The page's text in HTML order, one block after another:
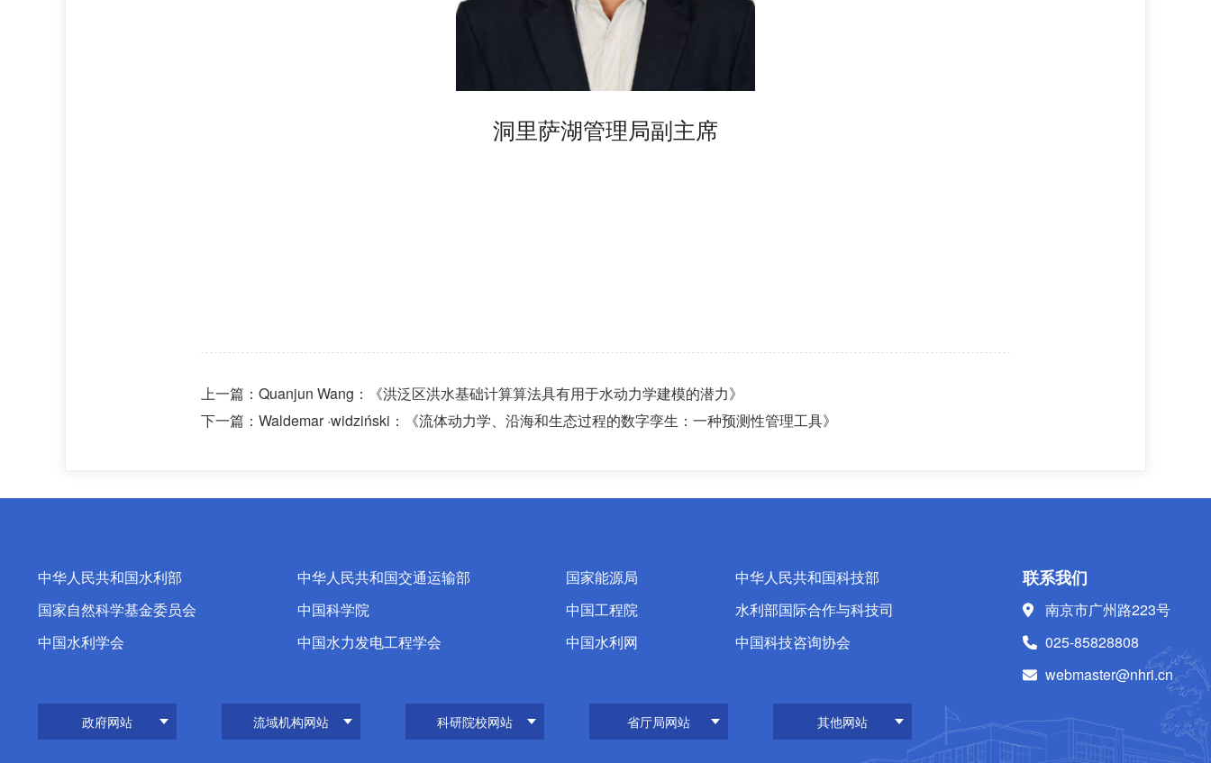
洞里萨湖管理局副主席
上一篇： Quanjun Wang：《洪泛区洪水基础计算算法具有用于水动力学建模的潜力》
下一篇： Waldemar ·widziński：《流体动力学、沿海和生态过程的数字孪生：一种预测性管理工具》
中华人民共和国水利部 中华人民共和国交通运输部 国家能源局
中华人民共和国科技部
国家自然科学基金委员会
中国科学院 中国工程院
水利部国际合作与科技司
中国水利学会
中国水力发电工程学会 中国水利网 中国科技咨询协会
联系我们
南京市广州路223号
025-85828808
webmaster@nhri.cn
政府网站 流域机构网站 科研院校网站 省厅局网站 其他网站